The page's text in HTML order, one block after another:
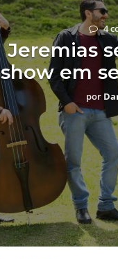
4
Jeremias
show em
por